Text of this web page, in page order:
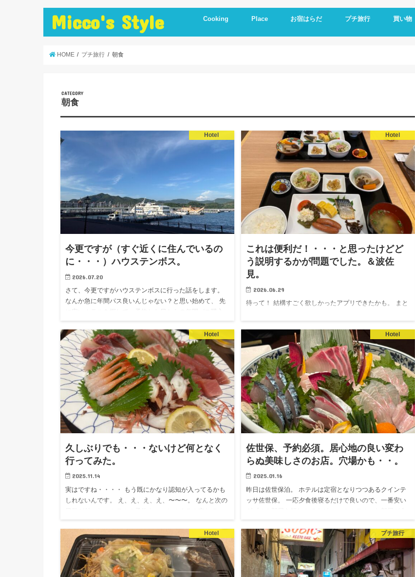
Micco's Style Cooking
cooking idea
冷蔵庫の残り物で作る
手抜き簡単レシピ
ダイエットレシピ
節約レシピ
保存食
炊飯器料理
簡単おやつ
低温調理
簡単＋一品
まかない
お弁当
レシピとか
美味しいもの
便利調理器
Place
崎戸
佐世保
長崎
大連
久留米
福岡
お宿はらだ
修学旅行
体験民宿夕ご飯
体験民宿朝食
プチ旅行
Hotel
朝食
ランチ
夕食
買い物
海外通販
HOME プチ旅行 朝食
CATEGORY
朝食
Hotel
今更ですが（すぐ近くに住んでいるの
に・・・）ハウステンボス。
2026.07.20
さて、今更ですがハウステンボスに行った話をします。
なんか急に年間パス良いんじゃない？と思い始めて、 先
7800円なのに…
Hotel
これは便利だ！・・・と思ったけどど
う説明するかが問題でした。＆波佐
見。
2026.06.29
待って！ 結構すごく欲しかったアプリできたかも。 まと
方を出してくれる。 便利じゃないですか？自分が欲しか
ったアプリ…
Hotel
久しぶりでも・・・ないけど何となく
行ってみた。
2025.11.14
実はですね・・・・ もう既にかなり認知が入ってるかも
しれないんです。 え、え、え、え、〜〜〜。 なんと次の
するの忘れてい…
Hotel
佐世保、予約必須。居心地の良い変わ
らぬ美味しさのお店。穴場かも・・。
2025.01.16
昨日は佐世保泊。 ホテルは定宿となりつつあるクインテ
ッサ佐世保。 一応夕食後寝るだけで良いので、一番安い
でした。その…
Hotel プチ旅行